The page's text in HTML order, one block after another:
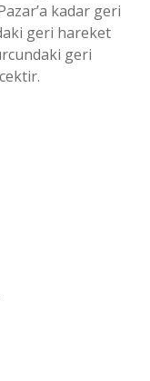
kadar geri
geri hareket
geri